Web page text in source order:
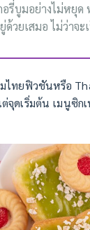
รี่บูมอย่างไม่หยุ
ด้วยเสมอ ไม่ว่าจ
ทยฟิวชันหรือ
จุดเริ่มต้น เมนูซิ